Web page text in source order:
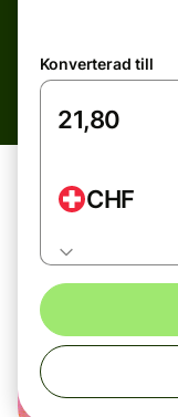
Konverterad till
CHF